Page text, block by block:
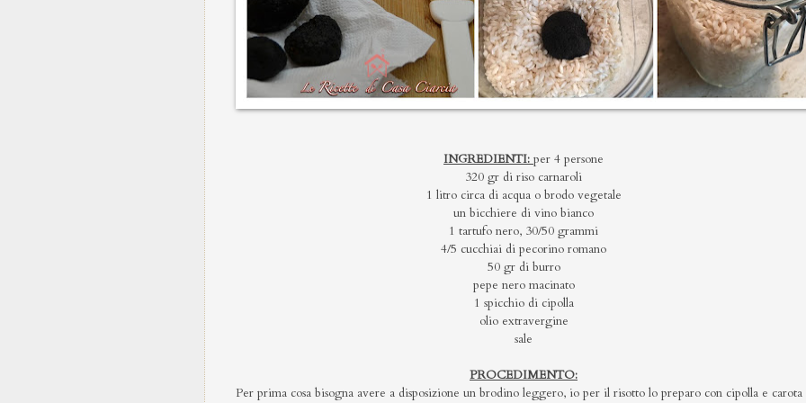
INGREDIENTI: per 4 persone
320 gr di riso carnaroli
1 litro circa di acqua o brodo vegetale
un bicchiere di vino bianco
1 tartufo nero, 30/50 grammi
4/5 cucchiai di pecorino romano
50 gr di burro
pepe nero macinato
1 spicchio di cipolla
olio extravergine
sale
PROCEDIMENTO:
Per prima cosa bisogna avere a disposizione un brodino leggero, io per il risotto lo preparo con cipolla e carota